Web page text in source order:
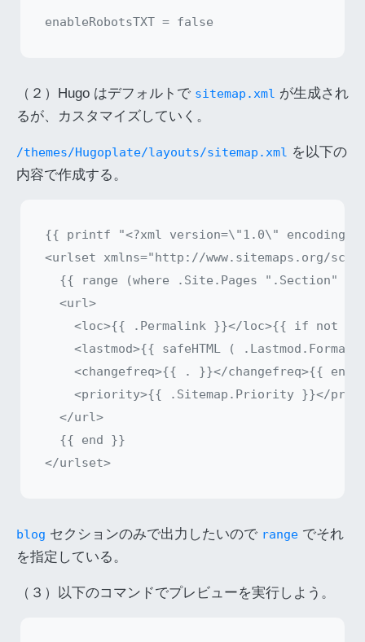
（２）Hugo はデフォルトで sitemap.xml が生成され
るが、カスタマイズしていく。
/themes/Hugoplate/layouts/sitemap.xml を以下の
内容で作成する。
{{ printf "<?xml version=\"1.0\"
<urlset xmlns="http://www.sitemaps.org/
{{ range (where .Site.Pages ".Section"
  <url>
<loc>{{ .Permalink }}</loc>{{ if not
<lastmod>{{ safeHTML ( .Lastmod.Format
<changefreq>{{ . }}</changefreq>{{ end
<priority>{{ .Sitemap.Priority }}</
  </url>
  {{ end }}
</urlset>
blog セクションのみで出力したいので range でそれ
を指定している。
（３）以下のコマンドでプレビューを実行しよう。